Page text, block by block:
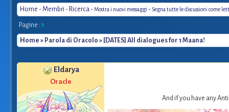
Home - Membri - Ricerca - Mostra i nuovi messaggi - Segna tutte le discussioni come
Pagine : 1
Home » Parola di Oracolo » [DATES] All dialogues for 1 Maana!
Eldarya
Oracle
And if you have any